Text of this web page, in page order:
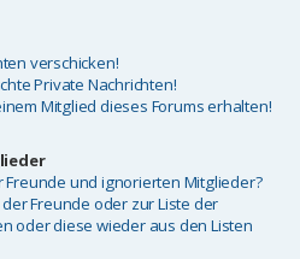
verschicken!
Private Nachrichten!
Mitglied dieses Forums erhalten!
und ignorierten Mitglieder?
Freunde oder zur Liste der
oder diese wieder aus den Listen